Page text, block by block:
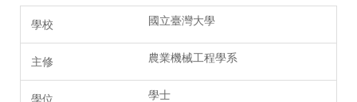
國立臺灣大學
農業機械工程學系
學士